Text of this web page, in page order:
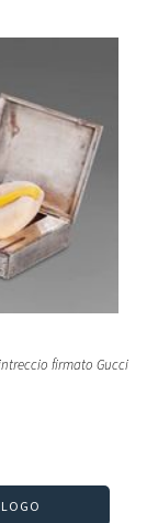
firmato Gucci